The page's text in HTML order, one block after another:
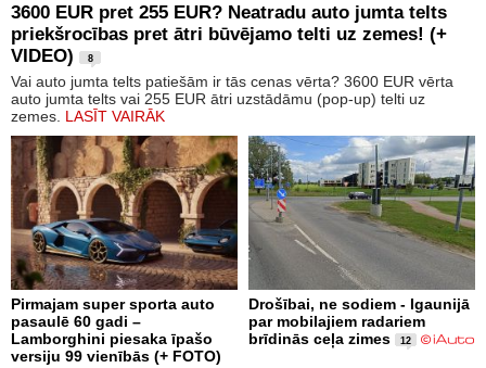
3600 EUR pret 255 EUR? Neatradu auto jumta telts
priekšrocības pret ātri būvējamo telti uz zemes! (+
VIDEO)
8
Vai auto jumta telts patiešām ir tās cenas vērta? 3600 EUR vērta
auto jumta telts vai 255 EUR ātri uzstādāmu (pop-up) telti uz
zemes. LASĪT VAIRĀK
Pirmajam super sporta auto
pasaulē 60 gadi –
Lamborghini piesaka īpašo
versiju 99 vienībās (+ FOTO)
Drošībai, ne sodiem - Igaunijā
par mobilajiem radariem
brīdinās ceļa zimes
12